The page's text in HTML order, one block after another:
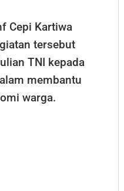
Cepi Kartiwa
tersebut
TNI kepada
membantu
warga.